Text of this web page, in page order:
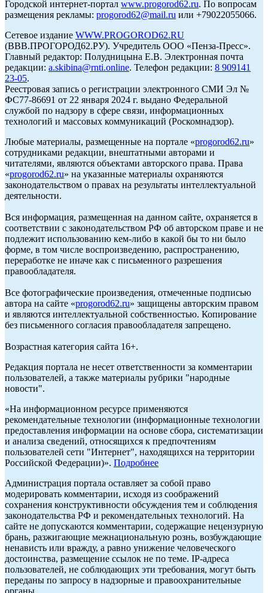
Городской интернет-портал www.progorod62.ru. По вопросам
размещения рекламы: progorod62@mail.ru или +79022055066.
Сетевое издание WWW.PROGOROD62.RU
(ВВВ.ПРОГОРОД62.РУ). Учредитель ООО «Пенза-Пресс».
Главный редактор: Полудницына Е.В. Электронная почта
редакции: a.skibina@rnti.online. Телефон редакции: 8 909141
23-05.
Реестровая запись о регистрации электронного СМИ Эл №
ФС77-86691 от 22 января 2024 г. выдано Федеральной
службой по надзору в сфере связи, информационных
технологий и массовых коммуникаций (Роскомнадзор).
Любые материалы, размещенные на портале «progorod62.ru»
сотрудниками редакции, внештатными авторами и
читателями, являются объектами авторского права. Права
«progorod62.ru» на указанные материалы охраняются
законодательством о правах на результаты интеллектуальной
деятельности.
Вся информация, размещенная на данном сайте, охраняется в
соответствии с законодательством РФ об авторском праве и не
подлежит использованию кем-либо в какой бы то ни было
форме, в том числе воспроизведению, распространению,
переработке не иначе как с письменного разрешения
правообладателя.
Все фотографические произведения, отмеченные подписью
автора на сайте «progorod62.ru» защищены авторским правом
и являются интеллектуальной собственностью. Копирование
без письменного согласия правообладателя запрещено.
Возрастная категория сайта 16+.
Редакция портала не несет ответственности за комментарии
пользователей, а также материалы рубрики "народные
новости".
«На информационном ресурсе применяются
рекомендательные технологии (информационные технологии
предоставления информации на основе сбора, систематизации
и анализа сведений, относящихся к предпочтениям
пользователей сети "Интернет", находящихся на территории
Российской Федерации)». Подробнее
Администрация портала оставляет за собой право
модерировать комментарии, исходя из соображений
сохранения конструктивности обсуждения тем и соблюдения
законодательства РФ и рекомендательных технологий. На
сайте не допускаются комментарии, содержащие нецензурную
брань, разжигающие межнациональную рознь, возбуждающие
ненависть или вражду, а равно унижение человеческого
достоинства, размещение ссылок не по теме. IP-адреса
пользователей, не соблюдающих эти требования, могут быть
переданы по запросу в надзорные и правоохранительные